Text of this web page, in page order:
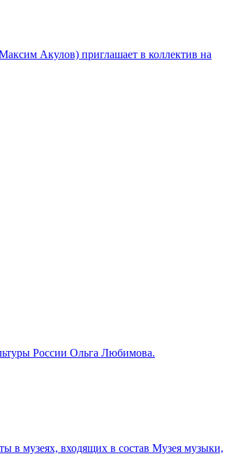
Акулов) приглашает в коллектив на
России Ольга Любимова.
в музеях, входящих в состав Музея музыки,